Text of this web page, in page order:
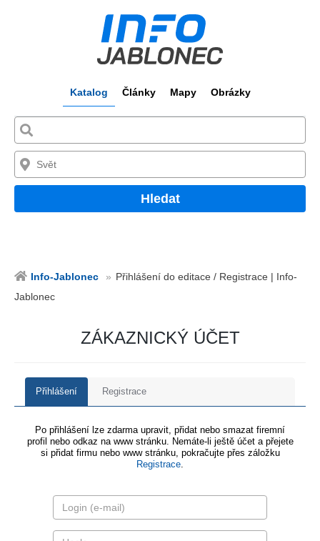
Katalog Články Mapy Obrázky
Hledat
Info-Jablonec
Přihlášení do editace / Registrace | Info-
Jablonec
ZÁKAZNICKÝ ÚČET
Přihlášení Registrace
Po přihlášení lze zdarma upravit, přidat nebo smazat firemní
profil nebo odkaz na www stránku. Nemáte-li ještě účet a přejete
si přidat firmu nebo www stránku, pokračujte přes záložku
Registrace.